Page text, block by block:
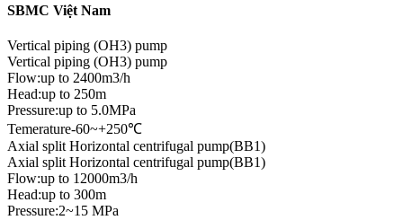
SBMC Việt Nam
Vertical piping (OH3) pump
Vertical piping (OH3) pump
Flow:up to 2400m3/h
Head:up to 250m
Pressure:up to 5.0MPa
Temerature-60~+250℃
Axial split Horizontal centrifugal pump(BB1)
Axial split Horizontal centrifugal pump(BB1)
Flow:up to 12000m3/h
Head:up to 300m
Pressure:2~15 MPa